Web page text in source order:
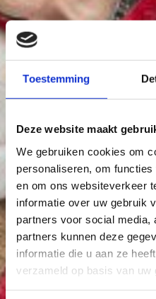
Toestemming
Deze website maakt
We gebruiken cookies om
personaliseren, om
en om ons websiteverkeer
informatie over uw gebruik
partners voor social media,
partners kunnen deze
informatie die u aan ze
verzameld op basis van uw